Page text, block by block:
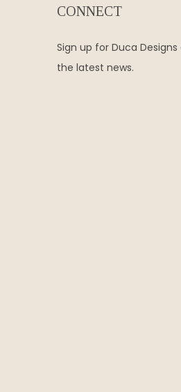
CONNECT
Sign up for Duca
the latest news.